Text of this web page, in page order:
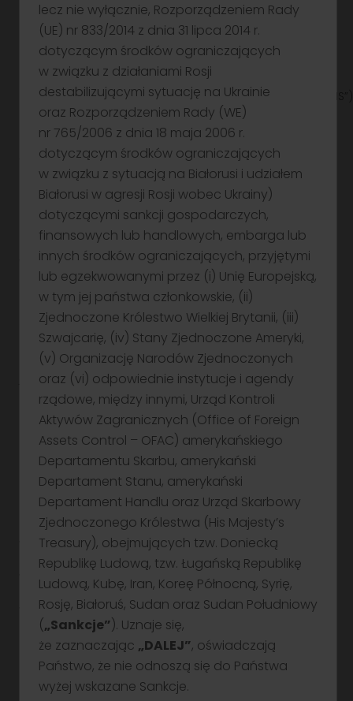
lecz nie wyłącznie, Rozporządzeniem Rady
(UE) nr 833/2014 z dnia 31 lipca 2014 r.
dotyczącym środków ograniczających
w związku z działaniami Rosji
destabilizującymi sytuację na Ukrainie
oraz Rozporządzeniem Rady (WE)
nr 765/2006 z dnia 18 maja 2006 r.
dotyczącym środków ograniczających
w związku z sytuacją na Białorusi i udziałem
Białorusi w agresji Rosji wobec Ukrainy)
dotyczącymi sankcji gospodarczych,
finansowych lub handlowych, embarga lub
innych środków ograniczających, przyjętymi
lub egzekwowanymi przez (i) Unię Europejską,
w tym jej państwa członkowskie, (ii)
Zjednoczone Królestwo Wielkiej Brytanii, (iii)
Szwajcarię, (iv) Stany Zjednoczone Ameryki,
(v) Organizację Narodów Zjednoczonych
oraz (vi) odpowiednie instytucje i agendy
rządowe, między innymi, Urząd Kontroli
Aktywów Zagranicznych (Office of Foreign
Assets Control – OFAC) amerykańskiego
Departamentu Skarbu, amerykański
Departament Stanu, amerykański
Departament Handlu oraz Urząd Skarbowy
Zjednoczonego Królestwa (His Majesty’s
Treasury), obejmujących tzw. Doniecką
Republikę Ludową, tzw. Ługańską Republikę
Ludową, Kubę, Iran, Koreę Północną, Syrię,
Rosję, Białoruś, Sudan oraz Sudan Południowy
(„Sankcje”). Uznaje się,
że zaznaczając „DALEJ”, oświadczają
Państwo, że nie odnoszą się do Państwa
wyżej wskazane Sankcje.
NOTA PRAWNA:
Niniejszy materiał stanowi informację handlową
i jest upowszechniany w celu reklamy lub promocji
usług Noble Securities
S.A. (www.noblesecurities.pl,biuro@noblesecurities.pl
Jedynymi prawnie wiążącymi dokumentami
zawierającymi informacje o Emitencie oraz o Ofercie
Publicznej Obligacji serii E2 emitowanych w ramach
VI Publicznego Programu Emisji Obligacji Emitenta
(„Obligacje”) są Prospekt Podstawowy Obligacji
Niezabezpieczonych, składający się z zestawu
dokumentów, tj. Dokumentu Rejestracyjnego
i Dokumentu Ofertowego Obligacji Niezabezpieczonych,
opublikowany w dniu 9 października 2025 r. („Prospekt”)
wraz z suplementami i komunikatami aktualizującymi
do Prospektu oraz Ostateczne Warunki Emisji Obligacji
opublikowane dnia 15 czerwca 2026 r. („OWE”).
Dokument Rejestracyjny dostępny jest na stronie
internetowej Emitenta pod adresem:
https://pragma.link/DRPragmaGOVIPEO. Dokument
Ofertowy Obligacji Niezabezpieczonych dostępny
jest na stronie internetowej Emitenta pod adresem:
https://pragma.link/DOONPragmaGOVIPEO.
OWE dostępne są na stronie internetowej Emitenta
pod adresem: https://pragma.link/OWEPragmaGOE2.
Dodatkowo w celach informacyjnych Prospekt
oraz OWE dostępne są na stronie internetowej Firmy
Inwestycyjnej: www.bdm.pl. Zatwierdzenia Prospektu
przez Komisję Nadzoru Finansowego nie należy
rozumieć jako poparcia dla Obligacji. Potencjalni
inwestorzy powinni przeczytać Prospekt
wraz z suplementami i komunikatami aktualizującymi
do Prospektu przed podjęciem decyzji inwestycyjnej
w celu pełnego zrozumienia potencjalnych ryzyk
i korzyści związanych z decyzją o zainwestowaniu
w Obligacje. W szczególności zwraca się uwagę
inwestorów, że Obligacje nie są depozytami (lokatami)
bankowymi i nie są objęte systemem gwarantowania
depozytów. Zapisy na Obligacje będą przyjmowane
przez Firmę Inwestycyjną oraz uczestników konsorcjum
dystrybucyjnego, w tym Noble Securities S.A.